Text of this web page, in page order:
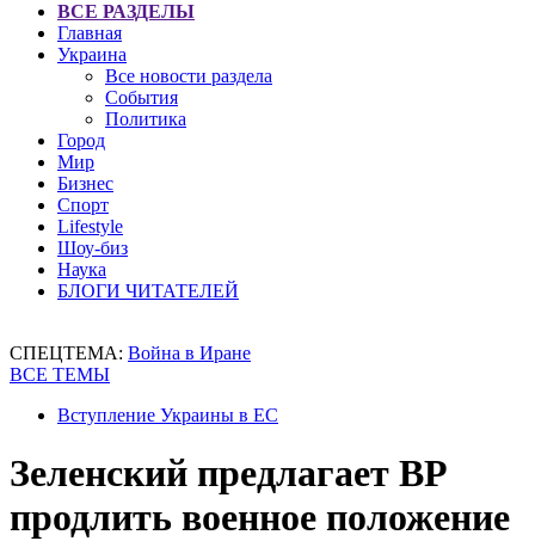
ВСЕ РАЗДЕЛЫ
Главная
Украина
Все новости раздела
События
Политика
Город
Мир
Бизнес
Спорт
Lifestyle
Шоу-биз
Наука
БЛОГИ ЧИТАТЕЛЕЙ
СПЕЦТЕМА: Война в Иране
ВСЕ ТЕМЫ
Вступление Украины в ЕС
Зеленский предлагает ВР
продлить военное положение